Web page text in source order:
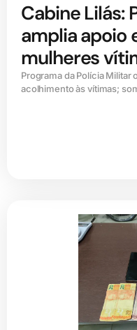
Cabine Lilás:
amplia apoio
mulheres
Programa da Polícia
acolhimento às vítimas;